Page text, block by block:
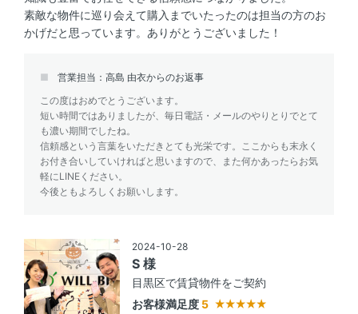
素敵な物件に巡り会えて購入までいたったのは担当の方のお
かげだと思っています。ありがとうございました！
営業担当：高島 由衣からのお返事
この度はおめでとうございます。
短い時間ではありましたが、毎日電話・メールのやりとりでとて
も濃い期間でしたね。
信頼感という言葉をいただきとても光栄です。ここからも末永く
お付き合いしていければと思いますので、また何かあったらお気
軽にLINEください。
今後ともよろしくお願いします。
2024-10-28
S 様
目黒区で賃貸物件をご契約
お客様満足度 5